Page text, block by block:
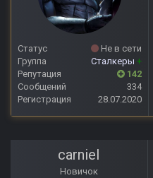
Статус
Не в сети
Группа
Сталкеры +
Репутация
142
Сообщений
334
Регистрация
28.07.2020
carniel
Новичок